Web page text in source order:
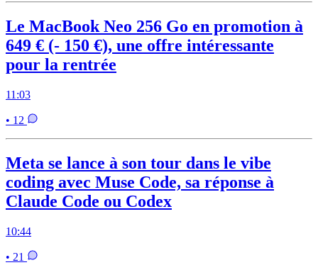
Le MacBook Neo 256 Go en promotion à
649 € (- 150 €), une offre intéressante
pour la rentrée
11:03
• 12
Meta se lance à son tour dans le vibe
coding avec Muse Code, sa réponse à
Claude Code ou Codex
10:44
• 21